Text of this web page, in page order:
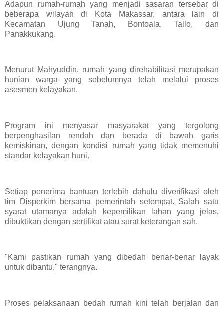
Adapun rumah-rumah yang menjadi sasaran tersebar di
beberapa wilayah di Kota Makassar, antara lain di
Kecamatan Ujung Tanah, Bontoala, Tallo, dan
Panakkukang.
Menurut Mahyuddin, rumah yang direhabilitasi merupakan
hunian warga yang sebelumnya telah melalui proses
asesmen kelayakan.
Program ini menyasar masyarakat yang tergolong
berpenghasilan rendah dan berada di bawah garis
kemiskinan, dengan kondisi rumah yang tidak memenuhi
standar kelayakan huni.
Setiap penerima bantuan terlebih dahulu diverifikasi oleh
tim Disperkim bersama pemerintah setempat. Salah satu
syarat utamanya adalah kepemilikan lahan yang jelas,
dibuktikan dengan sertifikat atau surat keterangan sah.
"Kami pastikan rumah yang dibedah benar-benar layak
untuk dibantu," terangnya.
Proses pelaksanaan bedah rumah kini telah berjalan dan